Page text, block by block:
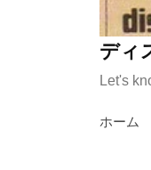
ディ
Let's
ホーム